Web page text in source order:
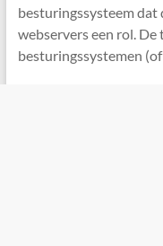
besturingssysteem
webservers een rol.
besturingssystemen